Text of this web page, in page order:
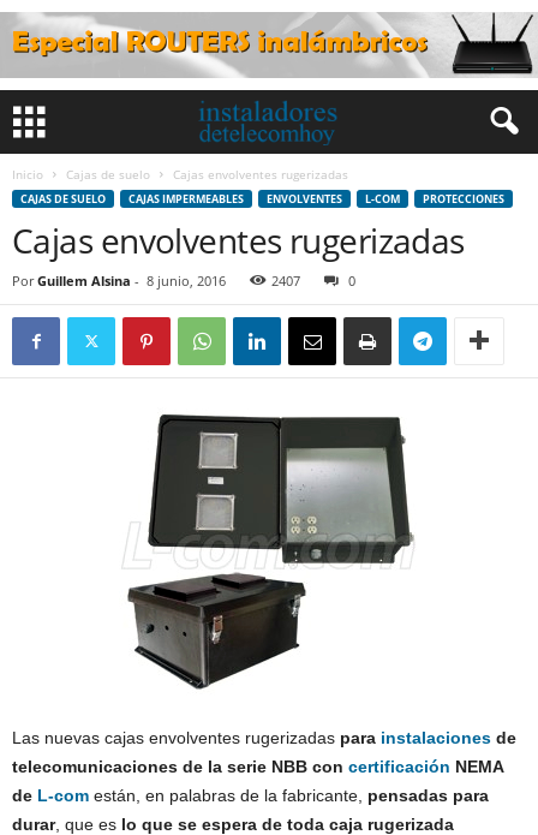
Inicio Cajas de suelo Cajas envolventes rugerizadas
CAJAS DE SUELO CAJAS IMPERMEABLES ENVOLVENTES L-COM PROTECCIONES
Cajas envolventes rugerizadas
Por Guillem Alsina - 8 junio, 2016 2407 0
Las nuevas cajas envolventes rugerizadas para instalaciones de
telecomunicaciones de la serie NBB con certificación NEMA
de L-com están, en palabras de la fabricante, pensadas para
durar, que es lo que se espera de toda caja rugerizada